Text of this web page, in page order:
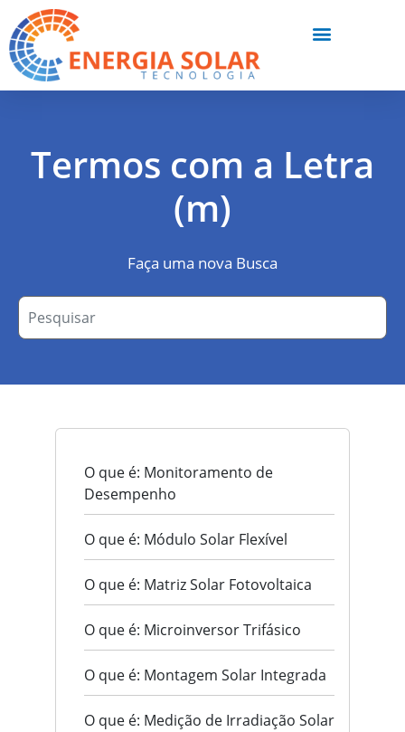
Termos com a Letra
(m)
Faça uma nova Busca
O que é: Monitoramento de
Desempenho
O que é: Módulo Solar Flexível
O que é: Matriz Solar Fotovoltaica
O que é: Microinversor Trifásico
O que é: Montagem Solar Integrada
O que é: Medição de Irradiação Solar